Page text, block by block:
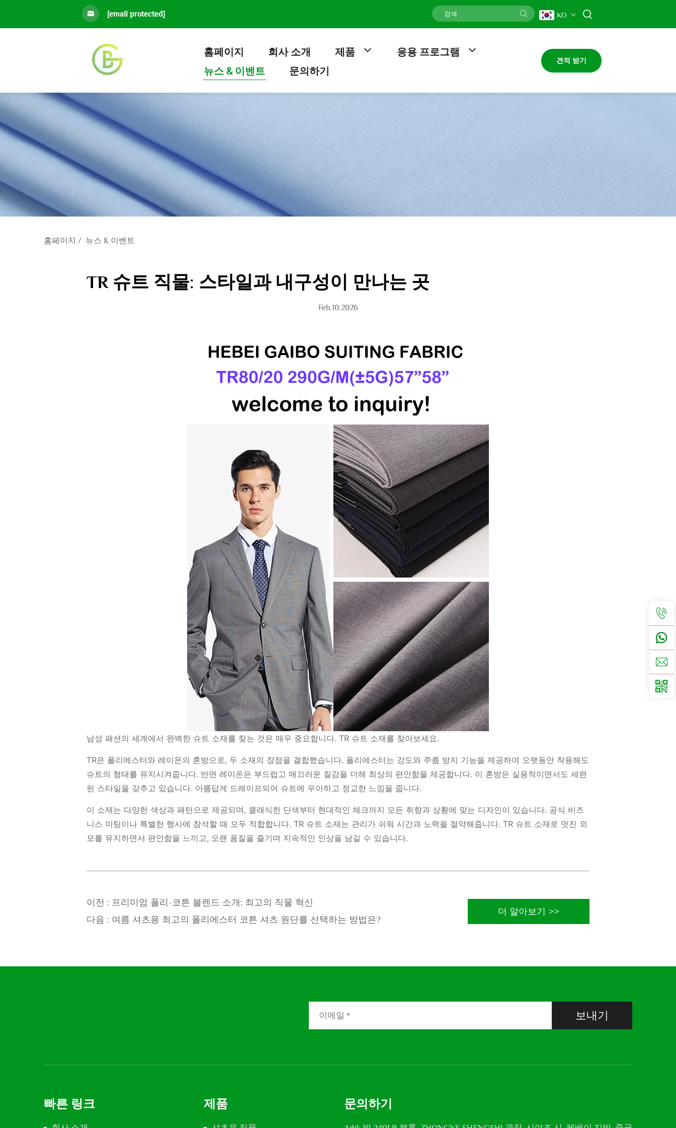
[email protected] KO
홈페이지 회사 소개 제품
응용 프로그램
뉴스 & 이벤트
문의하기
견적 받기
홈페이지 / 뉴스 & 이벤트
TR 슈트 직물: 스타일과 내구성이 만나는 곳
Feb.10.2026
남성 패션의 세계에서 완벽한 슈트 소재를 찾는 것은 매우 중요합니다. TR 슈트 소재를 찾아보세요.
TR은 폴리에스터와 레이온의 혼방으로, 두 소재의 장점을 결합했습니다. 폴리에스터는 강도와 주름 방지 기능을 제공하여 오랫동안 착용해도
슈트의 형태를 유지시켜줍니다. 반면 레이온은 부드럽고 매끄러운 질감을 더해 최상의 편안함을 제공합니다. 이 혼방은 실용적이면서도 세련
된 스타일을 갖추고 있습니다. 아름답게 드레이프되어 슈트에 우아하고 정교한 느낌을 줍니다.
이 소재는 다양한 색상과 패턴으로 제공되며, 클래식한 단색부터 현대적인 체크까지 모든 취향과 상황에 맞는 디자인이 있습니다. 공식 비즈
니스 미팅이나 특별한 행사에 참석할 때 모두 적합합니다. TR 슈트 소재는 관리가 쉬워 시간과 노력을 절약해줍니다. TR 슈트 소재로 멋진 외
모를 유지하면서 편안함을 느끼고, 오랜 품질을 즐기며 지속적인 인상을 남길 수 있습니다.
이전 : 프리미엄 폴리-코튼 블렌드 소개: 최고의 직물 혁신
다음 : 여름 셔츠용 최고의 폴리에스터 코튼 셔츠 원단를 선택하는 방법은?
더 알아보기 >>
보내기
빠른 링크 제품 문의하기